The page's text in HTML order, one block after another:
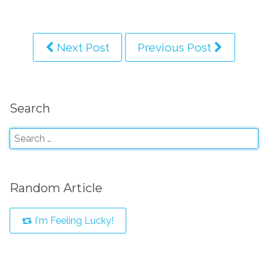
Next Post Previous Post
Search
Random Article
I'm Feeling Lucky!